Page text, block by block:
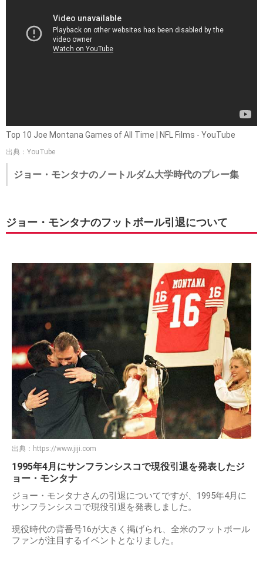
ジョー・モンタナさんは「フットボールの神様に愛された
男」と評されていることでも有名です。
また、プレーのかっこよさから「ジョー・クール」と呼ばれ
Top 10 Joe Montana Games of All Time | NFL Films - YouTube
出典：YouTube
ジョー・モンタナのノートルダム大学時代のプレー集
ジョー・モンタナのフットボール引退について